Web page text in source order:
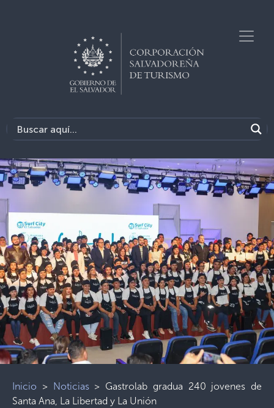
Inicio > Noticias> Gastrolab gradua 240 jovenes de
Santa Ana, La Libertad y La Unión